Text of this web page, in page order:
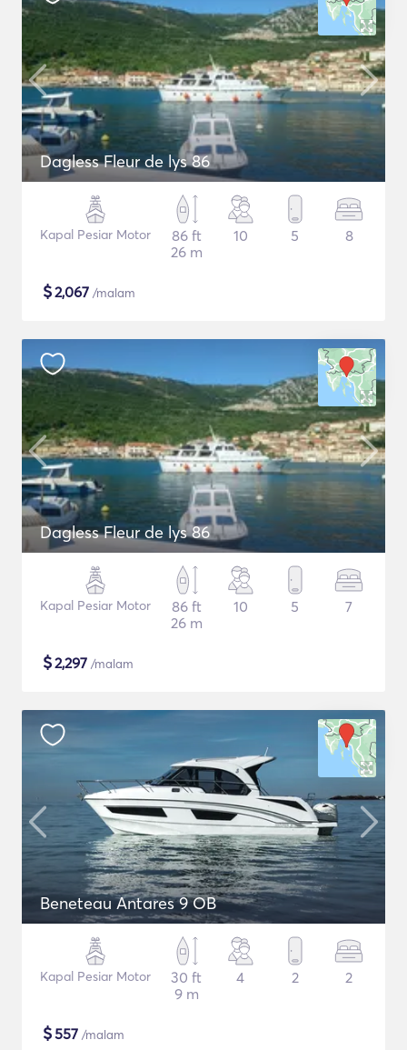
Dagless Fleur de lys 86
Kapal Pesiar Motor
86 ft
26 m
10 5 8
$2,067 /malam
Dagless Fleur de lys 86
Kapal Pesiar Motor
86 ft
26 m
10 5 7
$2,297 /malam
Beneteau Antares 9 OB
Kapal Pesiar Motor
30 ft
9 m
4 2 2
$557 /malam